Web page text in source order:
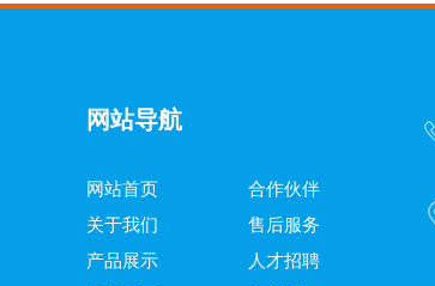
网站导航
网站首页
关于我们
产品展示
合作伙伴
售后服务
人才招聘